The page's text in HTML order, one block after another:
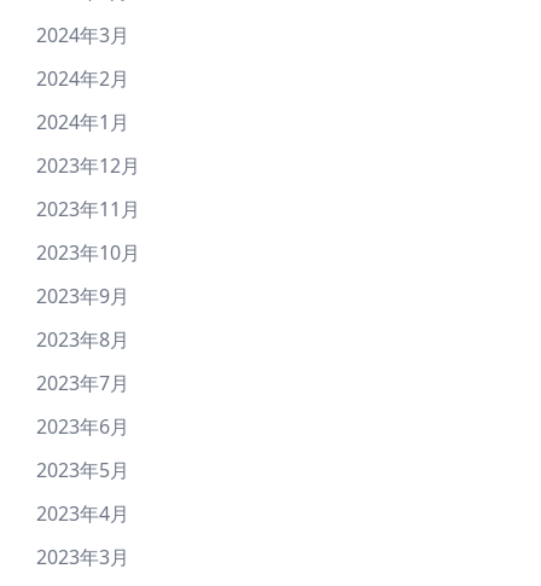
2024年3月
2024年2月
2024年1月
2023年12月
2023年11月
2023年10月
2023年9月
2023年8月
2023年7月
2023年6月
2023年5月
2023年4月
2023年3月